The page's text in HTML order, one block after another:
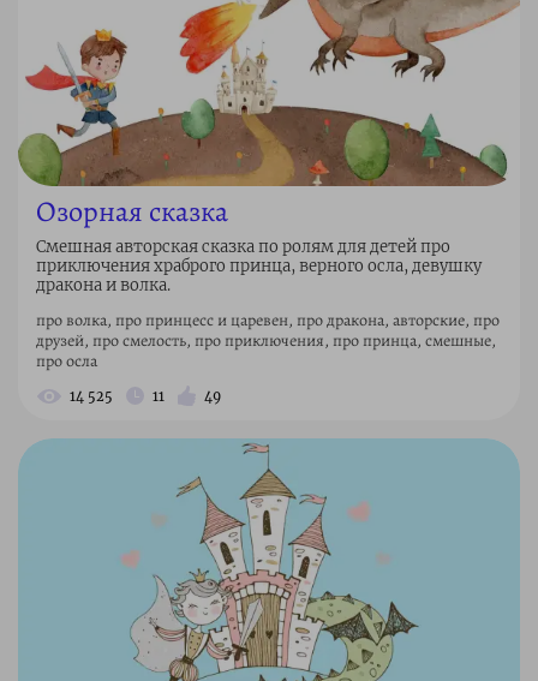
Озорная сказка
Смешная авторская сказка по ролям для детей про
приключения храброго принца, верного осла, девушку
дракона и волка.
про волка, про принцесс и царевен, про дракона, авторские, про
друзей, про смелость, про приключения, про принца, смешные,
про осла
14 525 11 49